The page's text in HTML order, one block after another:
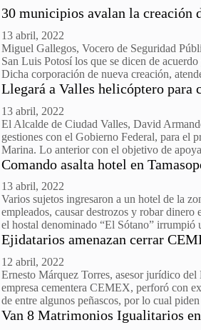
30 municipios avalan la creación
13 abril, 2022
Miguel Gallegos, Vocero de Seguridad
San Luis Potosí los que se dicen de
Dicha corporación de nueva creación,
Llegará a Valles helicóptero para
13 abril, 2022
El Alcalde de Ciudad Valles, David
gestiones con el Gobierno Federal, para el
Marina. Lo anterior con el objetivo de
Comando asalta hotel en
13 abril, 2022
Varios sujetos ingresaron a un hotel de la
empleados, causar destrozos y robar
el hostal denominado “El Sótano”
Ejidatarios amenazan cerrar
12 abril, 2022
Ernesto Márquez Torres, asesor jurídico
empresa cementera CEMEX, perforó con
de entre algunos peñascos, por lo cual
Van 8 Matrimonios Igualitarios